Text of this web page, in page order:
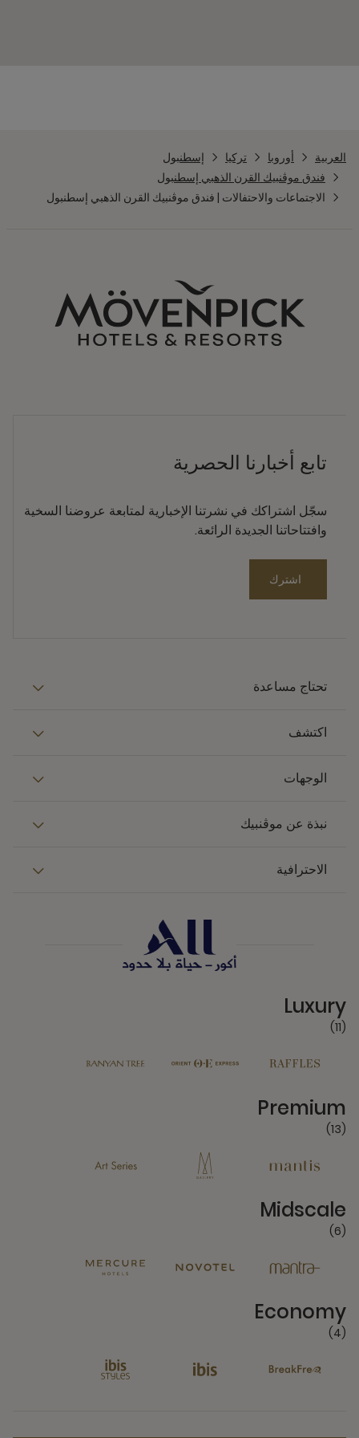
العربية أوروبا تركيا
إسطنبول
فندق موڤنبيك القرن الذهبي إسطنبول
الاجتماعات والاحتفالات | فندق موڤنبيك القرن الذهبي إسطنبول
تابع أخبارنا الحصرية
سجّل اشتراكك في نشرتنا الإخبارية لمتابعة عروضنا السخية
وافتتاحاتنا الجديدة الرائعة.
اشترك
تحتاج مساعدة
اكتشف
الوجهات
نبذة عن موڤنبيك
الاحترافية
Luxury
(11)
Premium
(13)
Midscale
(6)
Economy
(4)